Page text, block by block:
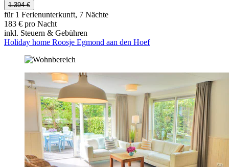
1.394 €
für 1 Ferienunterkunft, 7 Nächte
183 € pro Nacht
inkl. Steuern & Gebühren
Holiday home Roosje Egmond aan den Hoef